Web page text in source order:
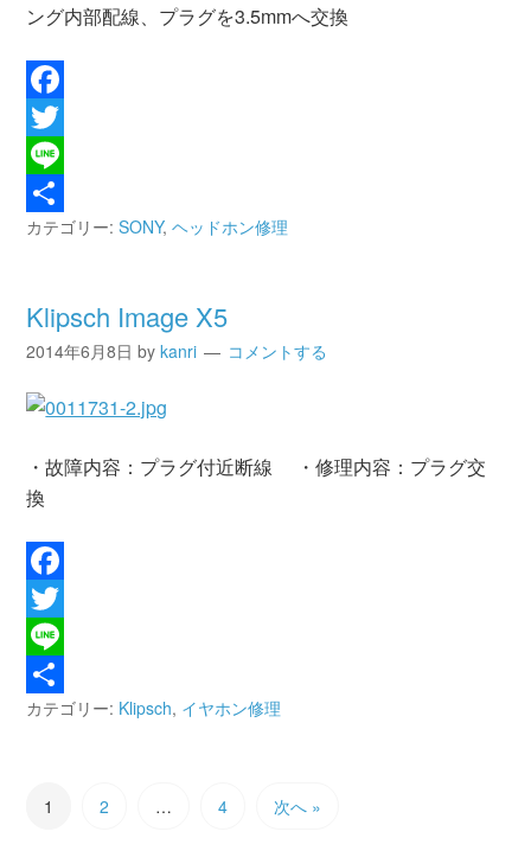
ング内部配線、プラグを3.5mmへ交換
Facebook
Twitter
Line
共
カテゴリー:SONY,ヘッドホン修理
Klipsch Image X5
2014年6月8日 bykanri コメントする
・故障内容：プラグ付近断線 ・修理内容：プラグ交
換
Facebook
Twitter
Line
共
カテゴリー: Klipsch, イヤホン修理
1 2 … 4 次へ »